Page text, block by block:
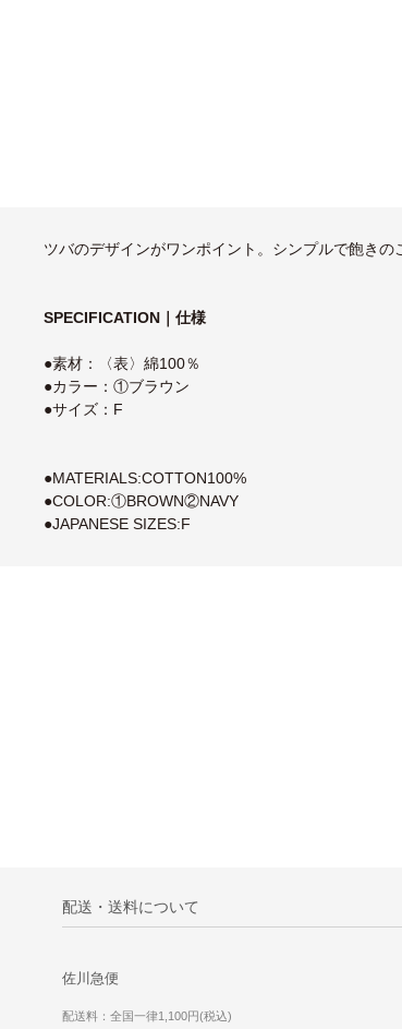
ツバのデザインがワンポイント。シンプルで飽きの
SPECIFICATION｜仕様
●素材：〈表〉綿100％
●カラー：①ブラウン
●サイズ：F
●MATERIALS:COTTON100%
●COLOR:①BROWN②NAVY
●JAPANESE SIZES:F
配送・送料について
佐川急便
配送料：全国一律1,100円(税込)